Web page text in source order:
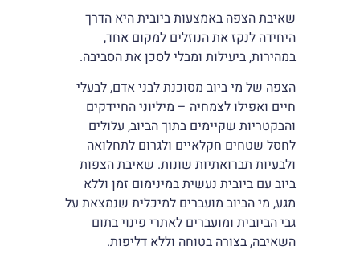
שאיבת הצפה באמצעות ביובית היא הדרך
היחידה לנקז את הנוזלים למקום אחד,
במהירות, ביעילות ומבלי לסכן את הסביבה.
הצפה של מי ביוב מסוכנת לבני אדם, לבעלי
חיים ואפילו לצמחיה – מיליוני החיידקים
והבקטריות שקיימים בתוך הביוב, עלולים
לחסל שטחים חקלאיים ולגרום לתחלואה
ולבעיות תברואתיות שונות. שאיבת הצפות
ביוב עם ביובית נעשית במינימום זמן וללא
מגע, מי הביוב מועברים למיכלית שנמצאת על
גבי הביובית ומועברים לאתרי פינוי בתום
השאיבה, בצורה בטוחה וללא דליפות.